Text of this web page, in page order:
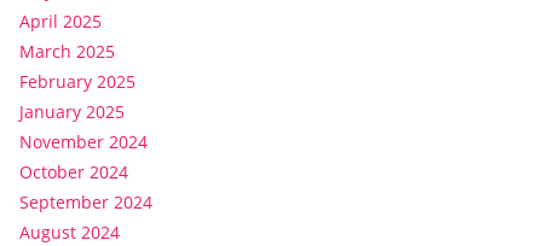
April 2025
March 2025
February 2025
January 2025
November 2024
October 2024
September 2024
August 2024